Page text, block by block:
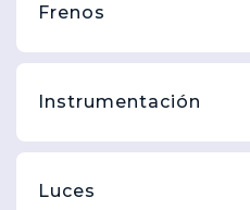
Frenos
Instrumentación
Luces